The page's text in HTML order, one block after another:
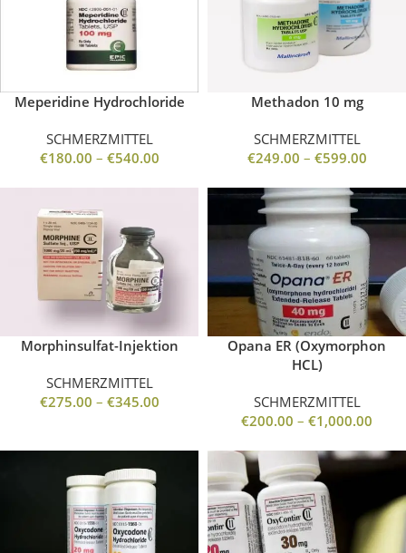
Meperidine Hydrochloride
SCHMERZMITTEL
€180.00 – €540.00
Methadon 10 mg
SCHMERZMITTEL
€249.00 – €599.00
Morphinsulfat-Injektion
SCHMERZMITTEL
€275.00 – €345.00
Opana ER (Oxymorphon
HCL)
SCHMERZMITTEL
€200.00 – €1,000.00